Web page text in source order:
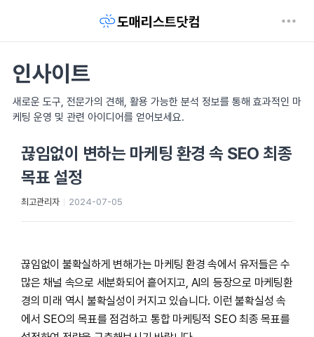
인사이트
새로운 도구, 전문가의 견해, 활용 가능한 분석 정보를 통해 효과적인 마
케팅 운영 및 관련 아이디어를 얻어보세요.
끊임없이 변하는 마케팅 환경 속 SEO 최종
목표 설정
최고관리자 2024-07-05
끊임없이 불확실하게 변해가는 마케팅 환경 속에서 유저들은 수
많은 채널 속으로 세분화되어 흩어지고, AI의 등장으로 마케팅환
경의 미래 역시 불확실성이 커지고 있습니다. 이런 불확실성 속
에서 SEO의 목표를 점검하고 통합 마케팅적 SEO 최종 목표를